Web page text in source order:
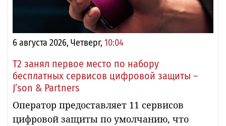
6 августа 2026, Четверг, 10:04
Т2 занял первое место по набору
бесплатных сервисов цифровой защиты –
J’son & Partners
Оператор предоставляет 11 сервисов
цифровой защиты по умолчанию, что